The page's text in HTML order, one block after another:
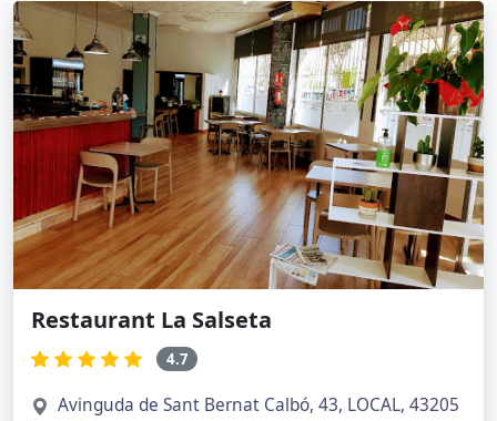
Restaurant La Salseta
4.7
Avinguda de Sant Bernat Calbó, 43, LOCAL, 43205